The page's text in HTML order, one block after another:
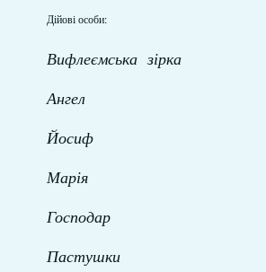
Дійові особи:
Вифлеємська зірка
Ангел
Йосиф
Марія
Господар
Пастушки